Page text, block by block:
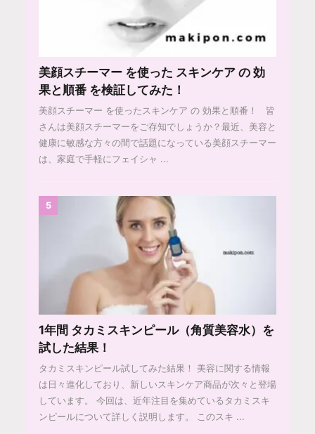
美顔スチーマー を使った スキンケア の 効
果と順番 を検証してみた！
美顔スチーマー を使ったスキンケア の 効果と順番！ 皆
さんは美顔スチーマーをご存知でしょうか？最近、美容と
健康に敏感な方々の間で話題になっている美顔スチーマー
は、家庭で手軽にフェイシャ ...
5
1年間 タカミスキンピール（角質美容水）を
試した結果！
タカミスキンピール試してみた結果！ 美容に関する情報
は日々進化しており、新しいスキンケア商品が次々と登場
しています。 今回は、近年注目を集めているタカミスキ
ンピールについて詳しく説明します。 このスキ ...